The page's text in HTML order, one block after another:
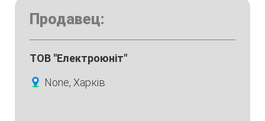
Продавец:
ТОВ "Електроюніт"
None, Харків